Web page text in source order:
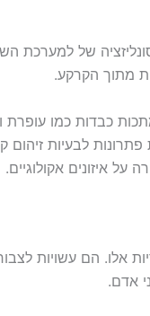
של למערכת
מתוך הקרקע.
כבדות כמו עופרת
פתרונות לבעיות זיהום
על איזונים אקולוגיים.
אלו. הם עשויות
אדם.